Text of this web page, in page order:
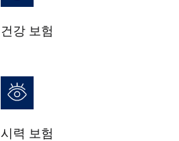
건강 보험
시력 보험